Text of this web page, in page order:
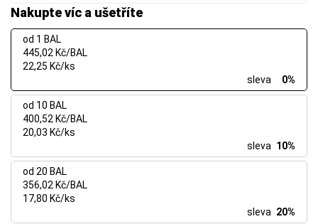
Nakupte víc a ušetříte
od 1 BAL
445,02 Kč/BAL
22,25 Kč/ks
sleva
0%
od 10 BAL
400,52 Kč/BAL
20,03 Kč/ks
sleva 10%
od 20 BAL
356,02 Kč/BAL
17,80 Kč/ks
sleva 20%